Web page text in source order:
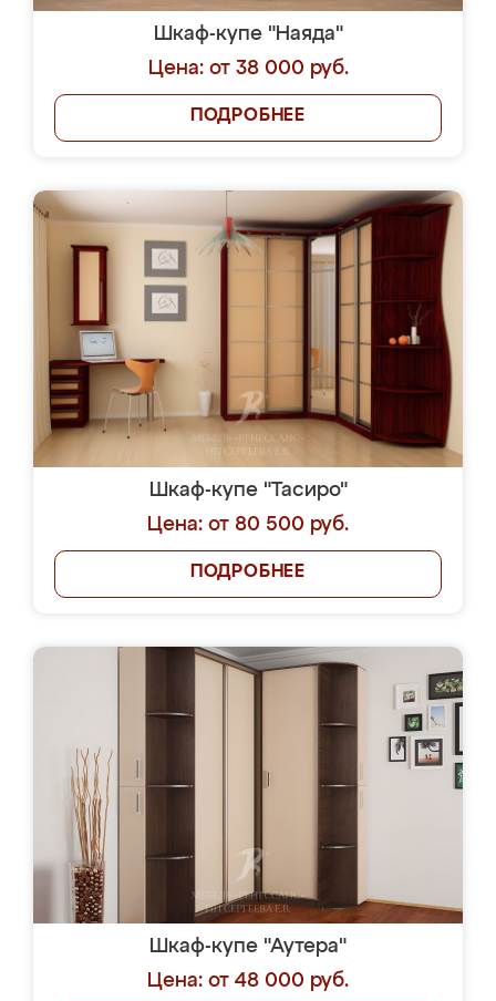
Шкаф-купе "Наяда"
Цена: от 38 000 руб.
ПОДРОБНЕЕ
Шкаф-купе "Тасиро"
Цена: от 80 500 руб.
ПОДРОБНЕЕ
Шкаф-купе "Аутера"
Цена: от 48 000 руб.